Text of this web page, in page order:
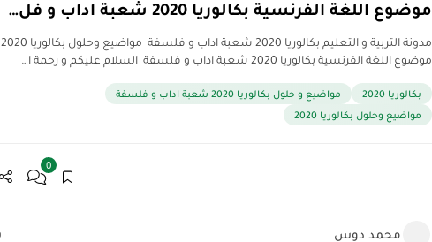
موضوع اللغة الفرنسية بكالوريا 2020 شعبة اداب و فل…
مدونة التربية و التعليم بكالوريا 2020 شعبة اداب و فلسفة مواضيع وحلول بكالوريا 2020
موضوع اللغة الفرنسية بكالوريا 2020 شعبة اداب و فلسفة السلام عليكم و رحمة ا…
بكالوريا 2020
مواضيع و حلول بكالوريا 2020 شعبة اداب و فلسفة
مواضيع وحلول بكالوريا 2020
0
محمد دوس